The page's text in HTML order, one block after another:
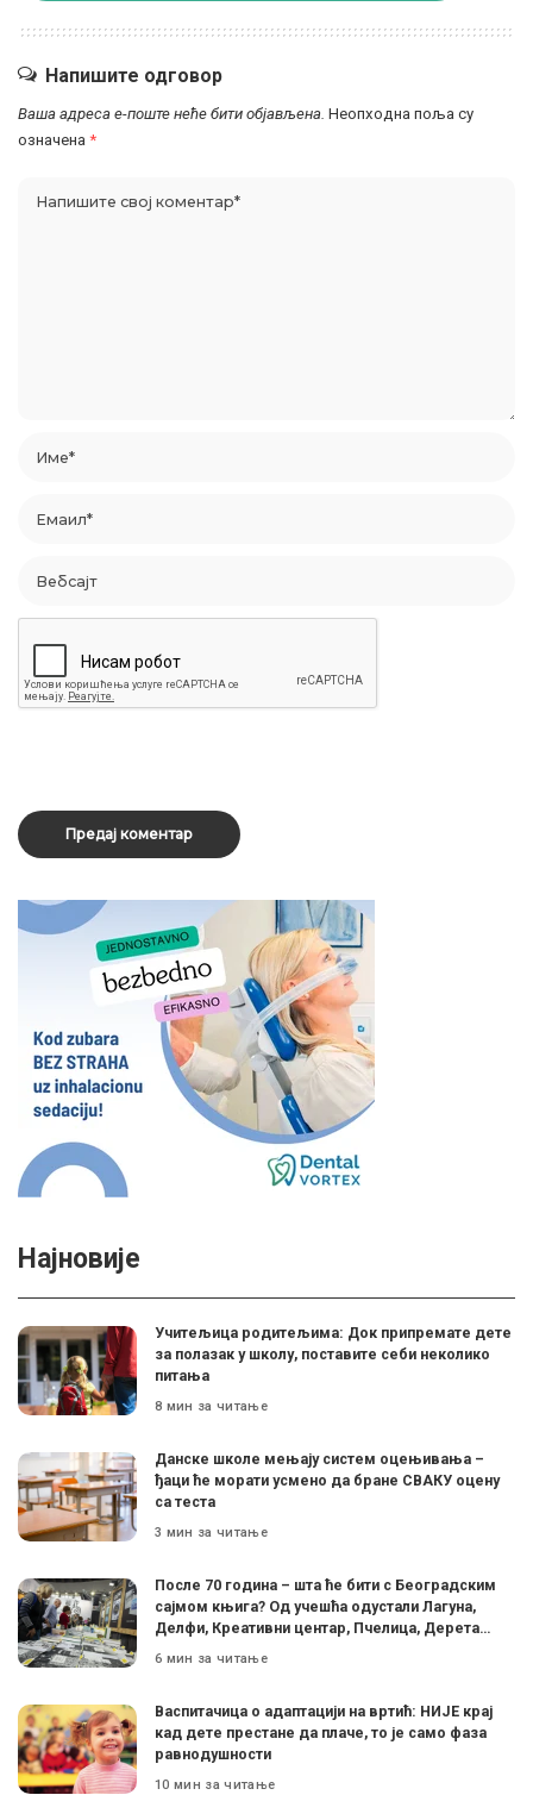
Напишите одговор
Ваша адреса е-поште неће бити објављена. Неопходна поља су
означена *
Најновије
Учитељица родитељима: Док припремате дете
за полазак у школу, поставите себи неколико
питања
8 мин за читање
Данске школе мењају систем оцењивања –
ђаци ће морати усмено да бране СВАКУ оцену
са теста
3 мин за читање
После 70 година – шта ће бити с Београдским
сајмом књига? Од учешћа одустали Лагуна,
Делфи, Креативни центар, Пчелица, Дерета…
6 мин за читање
Васпитачица о адаптацији на вртић: НИЈЕ крај
кад дете престане да плаче, то је само фаза
равнодушности
10 мин за читање